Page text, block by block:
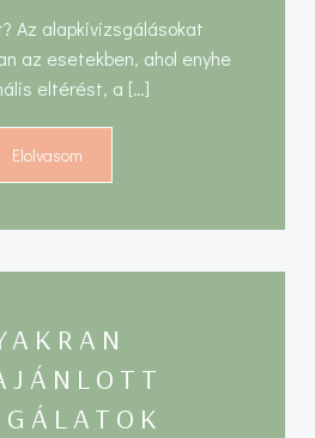
Az alapkivizsgálásokat
az esetekben, ahol enyhe
eltérést, a […]
Elolvasom